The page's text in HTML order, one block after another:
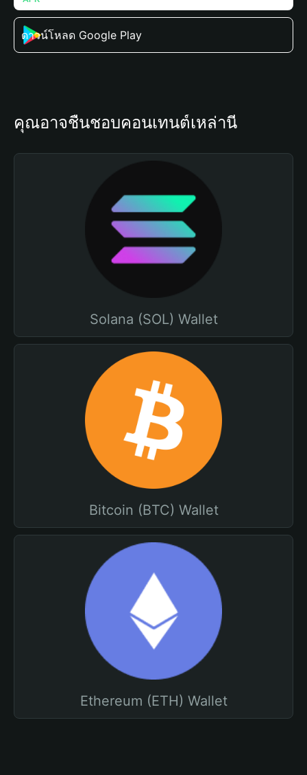
ดาวน์โหลด Google Play
คุณอาจชื่นชอบคอนเทนต์เหล่านี้
Solana (SOL) Wallet
Bitcoin (BTC) Wallet
Ethereum (ETH) Wallet